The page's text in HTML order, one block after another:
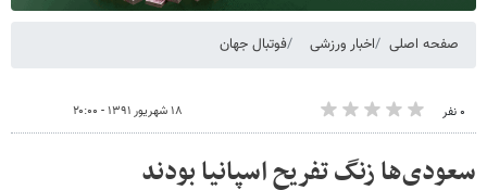
صفحه اصلی اخبار ورزشی فوتبال جهان
۰ نفر ۱۸ شهریور ۱۳۹۱ - ۲۰:۰۰
سعودی‌ها زنگ تفریح اسپانیا بودند